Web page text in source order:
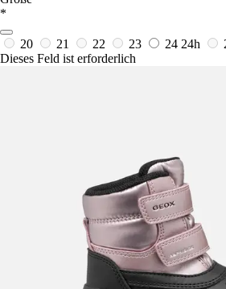
*
20 21 22 23 24 24h
Dieses Feld ist erforderlich